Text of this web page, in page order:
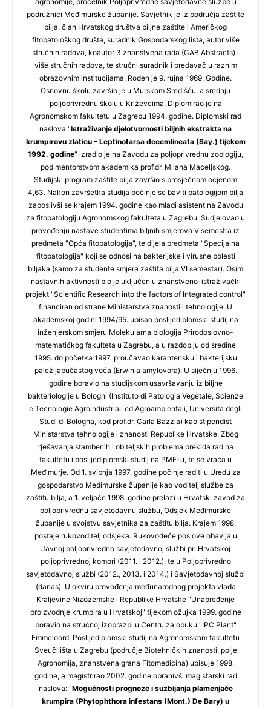
podružnici Međimurske županije. Savjetnik je iz područja zaštite
bilja, član Hrvatskog društva biljne zaštite i Američkog
fitopatološkog društa, suradnik Gospodarskog lista, autor više
stručnih radova, koautor 3 znanstvena rada (CAB Abstracts) i
više stručnih radova, te stručni suradnik i predavač u raznim
obrazovnim institucijama. Rođen je 9. rujna 1969. Godine.
Osnovnu školu završio je u Murskom Središću, a srednju
poljoprivrednu školu u Križevcima. Diplomirao je na
Agronomskom fakultetu u Zagrebu 1994. godine. Diplomski rad
naslova "Istraživanje djelotvornosti biljnih ekstrakta na
krumpirovu zlaticu – Leptinotarsa decemlineata (Say.) tijekom
1992. godine" izradio je na Zavodu za poljoprivrednu zoologiju,
pod mentorstvom akademika prof.dr. Milana Maceljskog.
Studijski program zaštite bilja završio s prosječnom ocjenom
4,63. Nakon završetka studija počinje se baviti patologijom bilja
zaposlivši se krajem 1994. godine kao mlađi asistent na Zavodu
za fitopatologiju Agronomskog fakulteta u Zagrebu. Sudjelovao u
provođenju nastave studentima biljnih smjerova V semestra iz
predmeta "Opća fitopatologija", te dijela predmeta "Specijalna
fitopatologija" koji se odnosi na bakterijske i virusne bolesti
biljaka (samo za studente smjera zaštita bilja VI semestar). Osim
nastavnih aktivnosti bio je uključen u znanstveno-istraživački
projekt "Scientific Research into the factors of Integrated control"
financiran od strane Ministarstva znanosti i tehnologije. U
akademskoj godini 1994/95. upisao poslijediplomski studij na
inženjerskom smjeru Molekularna biologija Prirodoslovno-
matematičkog fakulteta u Zagrebu, a u razdoblju od sredine
1995. do početka 1997. proučavao karantensku i bakterijsku
palež jabučastog voća (Erwinia amylovora). U siječnju 1996.
godine boravio na studijskom usavršavanju iz biljne
bakteriologije u Bologni (Instituto di Patologia Vegetale, Scienze
e Tecnologie Agroindustriali ed Agroambientali, Universita degli
Studi di Bologna, kod prof.dr. Carla Bazzia) kao stipendist
Ministarstva tehnologije i znanosti Republike Hrvatske. Zbog
rješavanja stambenih i obiteljskih problema prekida rad na
fakultetu i poslijediplomski studij na PMF-u, te se vraća u
Međimurje. Od 1. svibnja 1997. godine počinje raditi u Uredu za
gospodarstvo Međimurske županije kao voditelj službe za
zaštitu bilja, a 1. veljače 1998. godine prelazi u Hrvatski zavod za
poljoprivrednu savjetodavnu službu, Odsjek Međimurske
županije u svojstvu savjetnika za zaštitu bilja. Krajem 1998.
postaje rukovoditelj odsjeka. Rukovodeće poslove obavlja u
Javnoj poljoprivredno savjetodavnoj službi pri Hrvatskoj
poljoprivrednoj komori (2011. i 2012.), te u Poljoprivredno
savjetodavnoj službi (2012., 2013. i 2014.) i Savjetodavnoj službi
(danas). U okviru provođenja međunarodnog projekta vlada
Kraljevine Nizozemske i Republike Hrvatske "Unapređenje
proizvodnje krumpira u Hrvatskoj" tijekom ožujka 1999. godine
boravio na stručnoj izobrazbi u Centru za obuku "IPC Plant"
Emmeloord. Poslijediplomski studij na Agronomskom fakultetu
Sveučilišta u Zagrebu (područje Biotehničkih znanosti, polje
Agronomija, znanstvena grana Fitomedicina) upisuje 1998.
godine, a magistrirao 2002. godine obranivši magistarski rad
naslova: "Mogućnosti prognoze i suzbijanja plamenjače
krumpira (Phytophthora infestans (Mont.) De Bary) u